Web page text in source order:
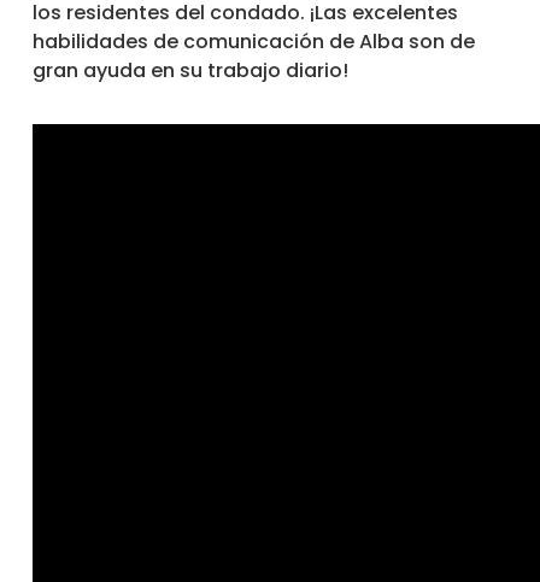
los residentes del condado. ¡Las excelentes
habilidades de comunicación de Alba son de
gran ayuda en su trabajo diario!